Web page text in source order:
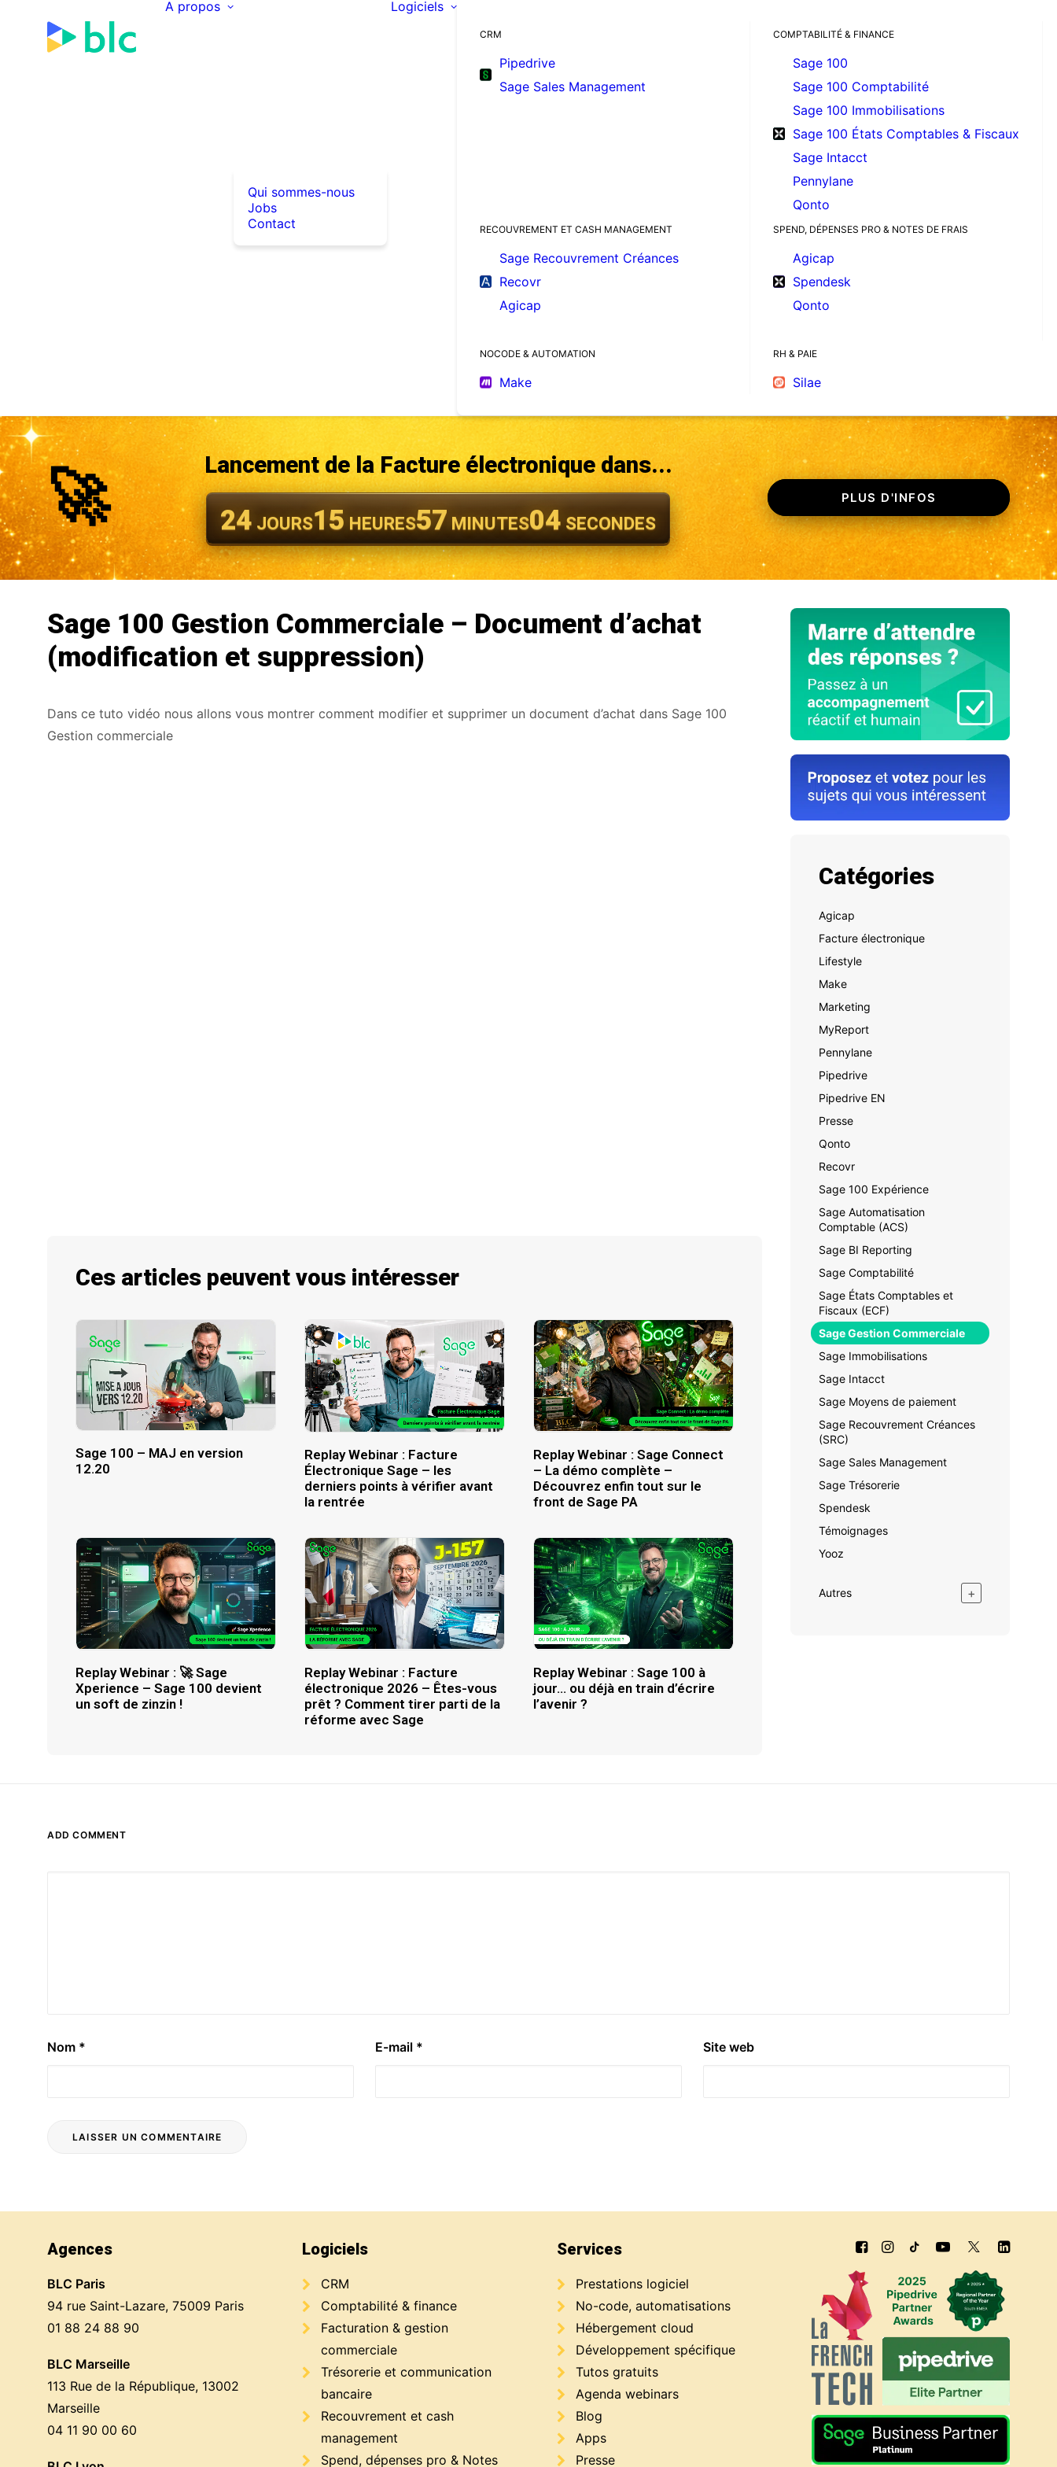
A propos
Qui sommes-nous
Jobs
Contact
Logiciels
CRM
Pipedrive
Sage Sales Management
COMPTABILITÉ & FINANCE
Sage 100
Sage 100 Comptabilité
Sage 100 Immobilisations
Sage 100 États Comptables & Fiscaux
Sage Intacct
Pennylane
Qonto
RECOUVREMENT ET CASH MANAGEMENT
Sage Recouvrement Créances
Recovr
Agicap
SPEND, DÉPENSES PRO & NOTES DE FRAIS
Agicap
Spendesk
Qonto
NOCODE & AUTOMATION
Make
RH & PAIE
Silae
🚀 Lancement de la Facture électronique dans...
24 JOURS15 HEURES57 MINUTES02 SECONDES
PLUS D'INFOS
Sage 100 Gestion Commerciale – Document d’achat
(modification et suppression)
Dans ce tuto vidéo nous allons vous montrer comment modifier et supprimer un document d’achat dans Sage 100
Gestion commerciale
Ces articles peuvent vous intéresser
Sage 100 – MAJ en version
12.20
Replay Webinar : Facture
Électronique Sage – les
derniers points à vérifier avant
la rentrée
Replay Webinar : Sage Connect
– La démo complète –
Découvrez enfin tout sur le
front de Sage PA
Replay Webinar : 🚀 Sage
Xperience – Sage 100 devient
un soft de zinzin !
Replay Webinar : Facture
électronique 2026 – Êtes-vous
prêt ? Comment tirer parti de la
réforme avec Sage
Replay Webinar : Sage 100 à
jour… ou déjà en train d’écrire
l’avenir ?
Catégories
Agicap
Facture électronique
Lifestyle
Make
Marketing
MyReport
Pennylane
Pipedrive
Pipedrive EN
Presse
Qonto
Recovr
Sage 100 Expérience
Sage Automatisation
Comptable (ACS)
Sage BI Reporting
Sage Comptabilité
Sage États Comptables et
Fiscaux (ECF)
Sage Gestion Commerciale
Sage Immobilisations
Sage Intacct
Sage Moyens de paiement
Sage Recouvrement Créances
(SRC)
Sage Sales Management
Sage Trésorerie
Spendesk
Témoignages
Yooz
Autres +
ADD COMMENT
Nom * E-mail * Site web
Agences
BLC Paris
94 rue Saint-Lazare, 75009 Paris
01 88 24 88 90
BLC Marseille
113 Rue de la République, 13002
Marseille
04 11 90 00 60
Logiciels
CRM
Comptabilité & finance
Facturation & gestion
commerciale
Trésorerie et communication
bancaire
Recouvrement et cash
management
Spend, dépenses pro & Notes
Services
Prestations logiciel
No-code, automatisations
Hébergement cloud
Développement spécifique
Tutos gratuits
Agenda webinars
Blog
Apps
Presse